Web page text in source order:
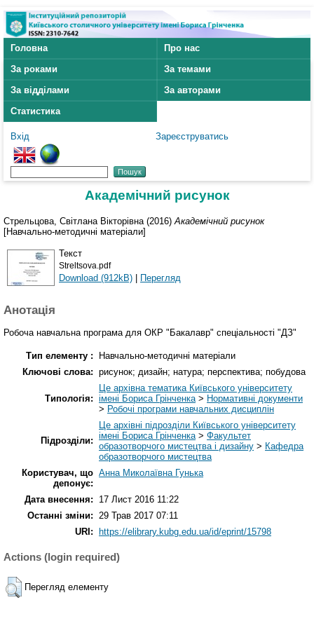
Головна
Про нас
За роками
За темами
За відділами
За авторами
Статистика
Вхід Зареєструватись
Академічний рисунок
Стрельцова, Світлана Вікторівна (2016) Академічний рисунок
[Навчально-методичні матеріали]
Текст
Streltsova.pdf
Download (912kB) | Перегляд
Анотація
Робоча навчальна програма для ОКР "Бакалавр" спеціальності "ДЗ"
Тип елементу :
Навчально-методичні матеріали
Ключові слова: рисунок; дизайн; натура; перспектива; побудова
Типологія:
Це архівна тематика Київського університету
імені Бориса Грінченка> Нормативні документи
> Робочі програми навчальних дисциплін
Підрозділи:
Це архівні підрозділи Київського університету
імені Бориса Грінченка> Факультет
образотворчого мистецтва і дизайну > Кафедра
образотворчого мистецтва
Користувач, що
депонує:
Анна Миколаївна Гунька
Дата внесення:
17 Лист 2016 11:22
Останні зміни: 29 Трав 2017 07:11
URI:
https://elibrary.kubg.edu.ua/id/eprint/15798
Actions (login required)
Перегляд елементу